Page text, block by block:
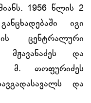
1956 წლის 2
იგი
ცენტრალური
და
მ. თოფურიძეს
და